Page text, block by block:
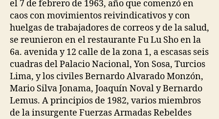
el 7 de febrero de 1963, año que comenzó en
caos con movimientos reivindicativos y con
huelgas de trabajadores de correos y de la salud,
se reunieron en el restaurante Fu Lu Sho en la
6a. avenida y 12 calle de la zona 1, a escasas seis
cuadras del Palacio Nacional, Yon Sosa, Turcios
Lima, y los civiles Bernardo Alvarado Monzón,
Mario Silva Jonama, Joaquín Noval y Bernardo
Lemus. A principios de 1982, varios miembros
de la insurgente Fuerzas Armadas Rebeldes